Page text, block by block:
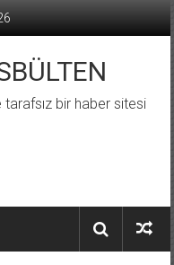
tarafsız bir haber sitesi